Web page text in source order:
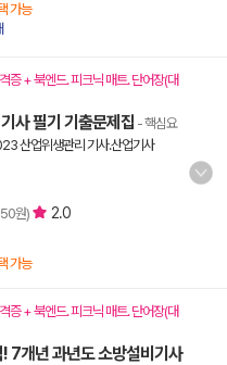
가능
증 + 북엔드. 피크닉 매트. 단어장(대
사 필기 기출문제집 - 핵심요
산업위생관리 기사.산업기사
원)
2.0
가능
증 + 북엔드. 피크닉 매트. 단어장(대
7개년 과년도 소방설비기사